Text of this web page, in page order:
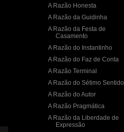
A Razão Honesta
A Razão da Guidinha
A Razão da Festa de
Casamento
A Razão do Instantinho
A Razão do Faz de Conta
A Razão Terminal
A Razão do Sétimo Sentido
A Razão do Autor
A Razão Pragmática
A Razão da Liberdade de
Expressão